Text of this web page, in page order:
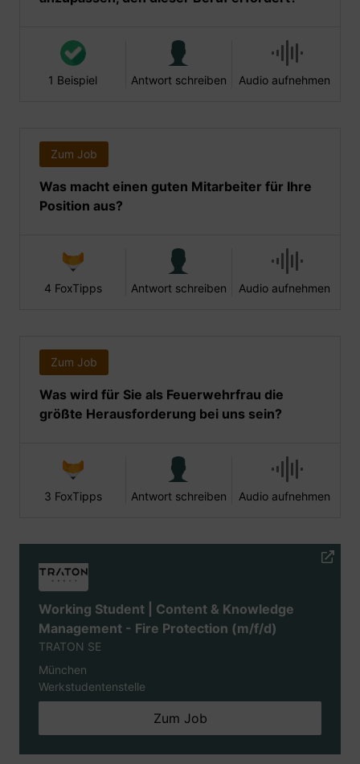
1 Beispiel Antwort schreiben Audio aufnehmen
Zum Job
Was macht einen guten Mitarbeiter für Ihre
Position aus?
4 FoxTipps Antwort schreiben Audio aufnehmen
Zum Job
Was wird für Sie als Feuerwehrfrau die
größte Herausforderung bei uns sein?
3 FoxTipps Antwort schreiben Audio aufnehmen
Working Student | Content & Knowledge
Management - Fire Protection (m/f/d)
TRATON SE
München
Werkstudentenstelle
Zum Job